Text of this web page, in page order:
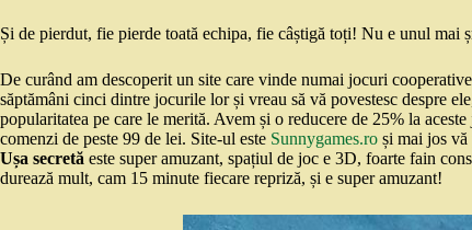
Și de pierdut, fie pierde toată echipa, fie câștigă toți! Nu e unul mai
De curând am descoperit un site care vinde numai jocuri
săptămâni cinci dintre jocurile lor și vreau să vă povestesc despre
popularitatea pe care le merită. Avem și o reducere de 25% la
comenzi de peste 99 de lei. Site-ul este Sunnygames.ro și mai jos vă
Ușa secretă este super amuzant, spațiul de joc e 3D, foarte fain
durează mult, cam 15 minute fiecare repriză, și e super amuzant!